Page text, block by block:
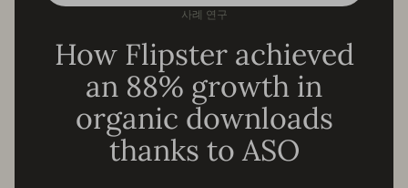
사례 연구
How Flipster achieved
an 88% growth in
organic downloads
thanks to ASO